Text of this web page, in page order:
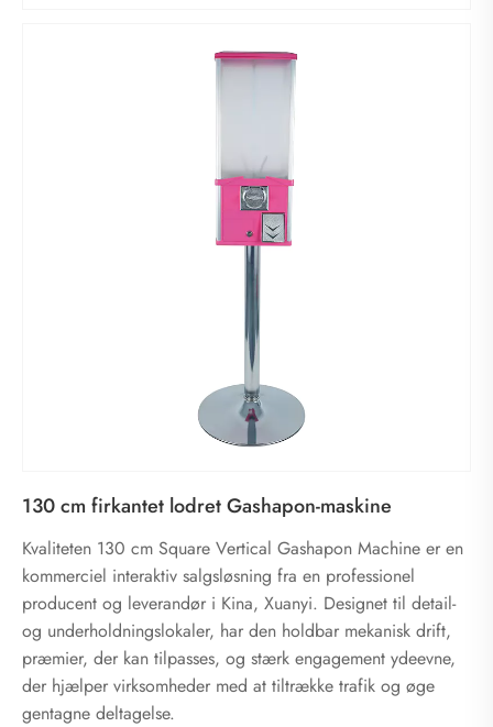
130 cm firkantet lodret Gashapon-maskine
Kvaliteten 130 cm Square Vertical Gashapon Machine er en
kommerciel interaktiv salgsløsning fra en professionel
producent og leverandør i Kina, Xuanyi. Designet til detail-
og underholdningslokaler, har den holdbar mekanisk drift,
præmier, der kan tilpasses, og stærk engagement ydeevne,
der hjælper virksomheder med at tiltrække trafik og øge
gentagne deltagelse.